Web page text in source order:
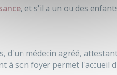
, et s'il a un ou des
d'un médecin agréé,
à son foyer permet l'accueil